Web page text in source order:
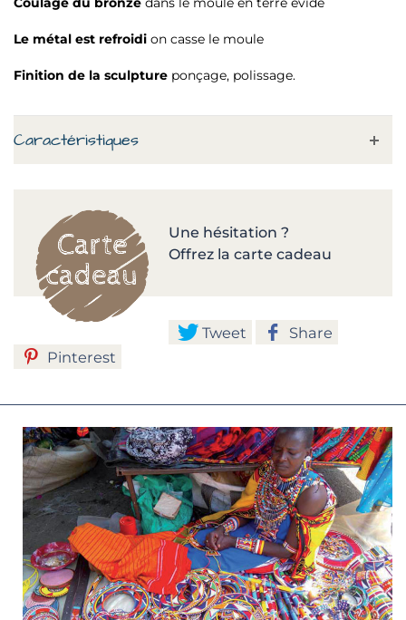
Le métal est refroidi on casse le moule
Finition de la sculpture ponçage, polissage.
Caractéristiques
Une hésitation ?
Offrez la carte cadeau
Tweet
Share
Pinterest